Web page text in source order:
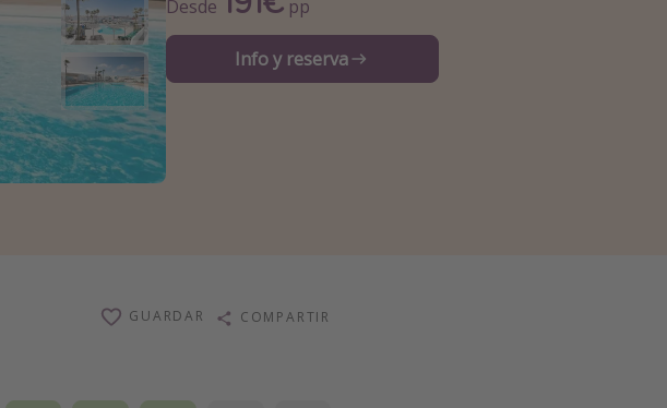
Desde pp
Info y reserva
GUARDAR COMPARTIR